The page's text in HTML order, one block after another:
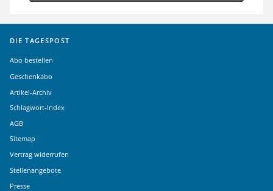
DIE TAGESPOST
Abo bestellen
Geschenkabo
Artikel-Archiv
Schlagwort-Index
AGB
Sitemap
Vertrag widerrufen
Stellenangebote
Presse